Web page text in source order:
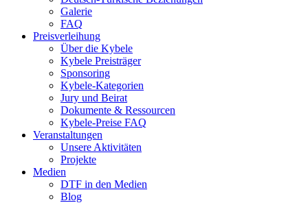
Galerie
FAQ
Preisverleihung
Über die Kybele
Kybele Preisträger
Sponsoring
Kybele-Kategorien
Jury und Beirat
Dokumente & Ressourcen
Kybele-Preise FAQ
Veranstaltungen
Unsere Aktivitäten
Projekte
Medien
DTF in den Medien
Blog